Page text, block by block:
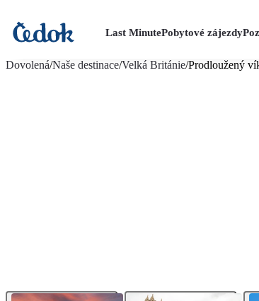
Last MinutePobytové zájezdy
Dovolená/Naše destinace/Velká Británie/Prodloužený